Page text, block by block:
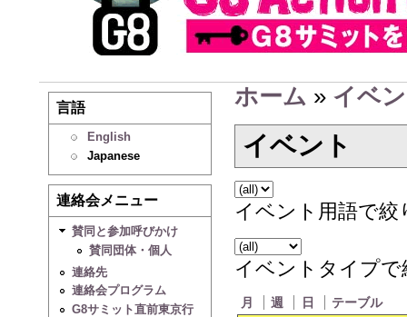
言語
English
Japanese
連絡会メニュー
賛同と参加呼びかけ
賛同団体・個人
連絡先
連絡会プログラム
G8サミット直前東京行
ホーム » イベ
イベント
イベント用語で絞
イベントタイプで
月 週 日 テーブル